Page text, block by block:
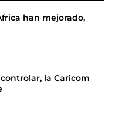
han mejorado,
la Caricom